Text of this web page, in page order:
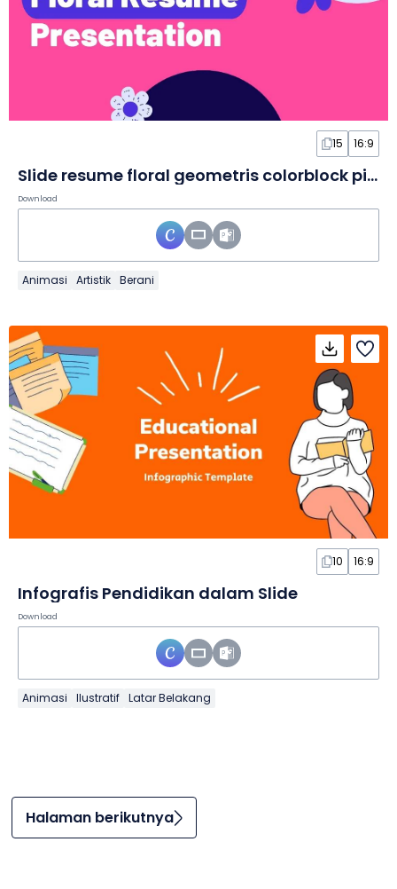
15 16:9
Slide resume floral geometris colorblock pink dan ungu
Download
Animasi Artistik Berani
10 16:9
Infografis Pendidikan dalam Slide
Download
Animasi Ilustratif Latar Belakang
Halaman berikutnya